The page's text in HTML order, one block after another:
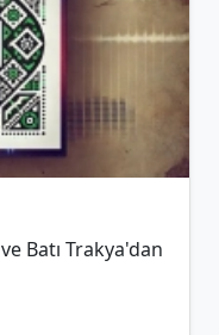
Batı Trakya'dan